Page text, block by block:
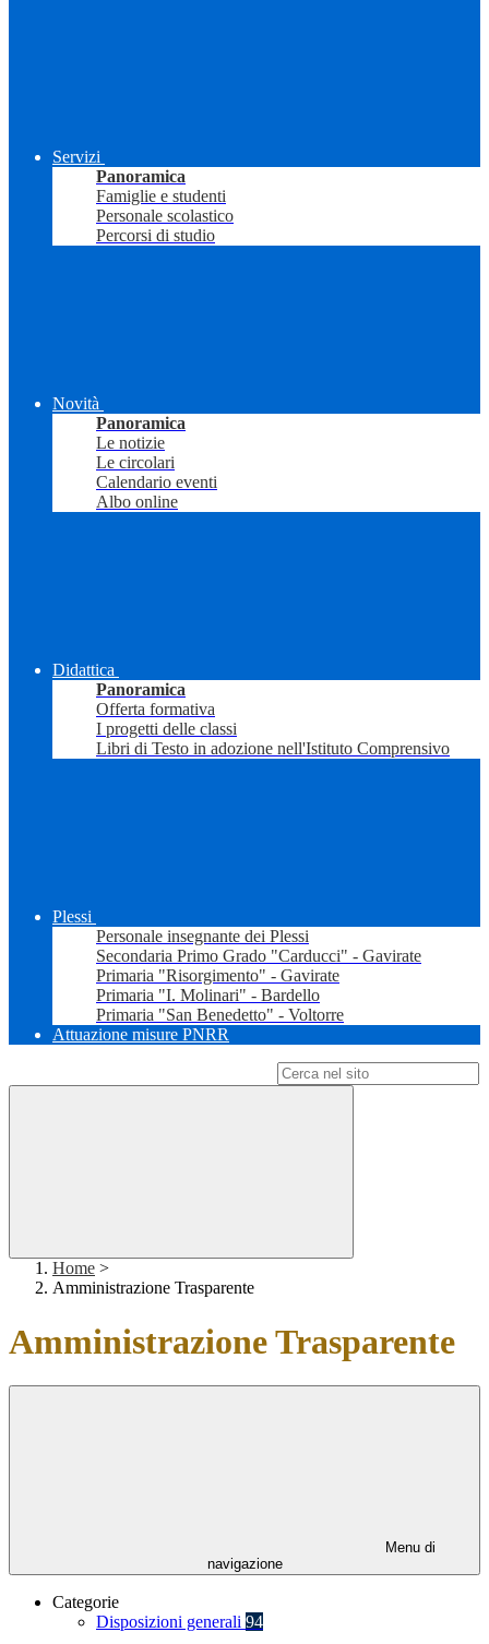
Servizi
Panoramica
Famiglie e studenti
Personale scolastico
Percorsi di studio
Novità
Panoramica
Le notizie
Le circolari
Calendario eventi
Albo online
Didattica
Panoramica
Offerta formativa
I progetti delle classi
Libri di Testo in adozione nell'Istituto Comprensivo
Plessi
Personale insegnante dei Plessi
Secondaria Primo Grado "Carducci" - Gavirate
Primaria "Risorgimento" - Gavirate
Primaria "I. Molinari" - Bardello
Primaria "San Benedetto" - Voltorre
Attuazione misure PNRR
Home >
Amministrazione Trasparente
Amministrazione Trasparente
Menu di
navigazione
Categorie
Disposizioni generali 94